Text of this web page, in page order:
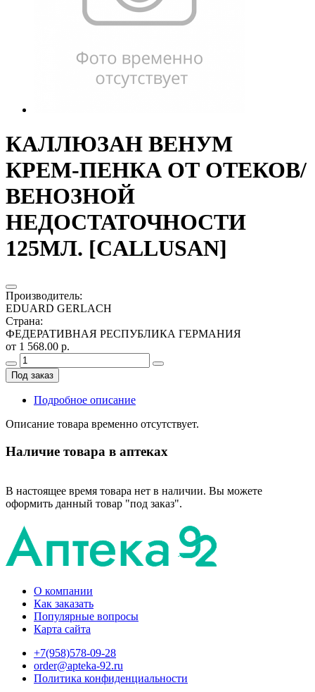
КАЛЛЮЗАН ВЕНУМ
КРЕМ-ПЕНКА ОТ ОТЕКОВ/
ВЕНОЗНОЙ
НЕДОСТАТОЧНОСТИ
125МЛ. [CALLUSAN]
Производитель:
EDUARD GERLACH
Страна:
ФЕДЕРАТИВНАЯ РЕСПУБЛИКА ГЕРМАНИЯ
от 1 568.00 р.
Под заказ
Подробное описание
Описание товара временно отсутствует.
Наличие товара в аптеках
В настоящее время товара нет в наличии. Вы можете
оформить данный товар "под заказ".
О компании
Как заказать
Популярные вопросы
Карта сайта
+7(958)578-09-28
order@apteka-92.ru
Политика конфиденциальности